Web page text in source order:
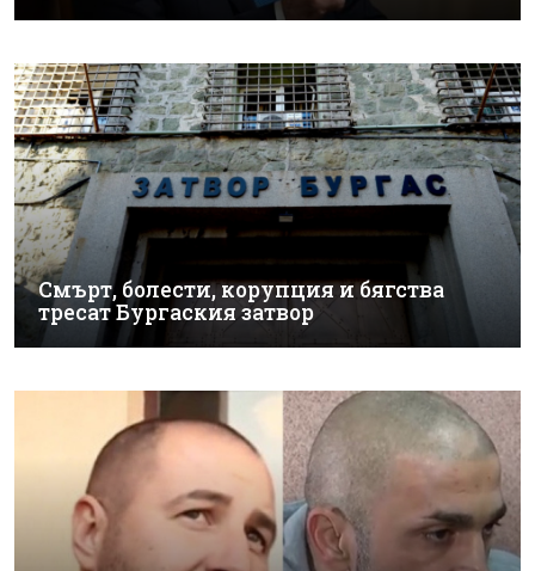
Смърт, болести, корупция и бягства
тресат Бургаския затвор